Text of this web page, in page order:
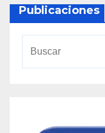
Publicaciones